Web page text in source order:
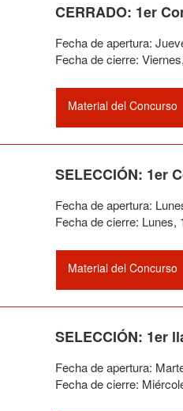
CERRADO: 1er
Fecha de apertura:
Fecha de cierre: Viernes,
Material del Concurso
SELECCIÓN: 1er
Fecha de apertura:
Fecha de cierre: Lunes,
Material del Concurso
SELECCIÓN: 1er
Fecha de apertura:
Fecha de cierre: